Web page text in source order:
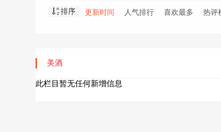
排序 更新时间 人气排行 喜欢最多 热评
美酒
此栏目暂无任何新增信息